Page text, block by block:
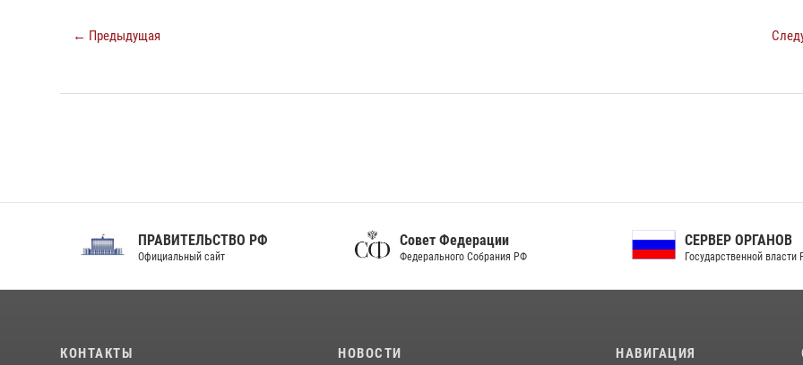
← Предыдущая
ПРАВИТЕЛЬСТВО РФ
Официальный сайт
Совет Федерации
Федерального Собрания РФ
СЕРВЕР ОРГАНОВ
Государственной власти РФ
КОНТАКТЫ НОВОСТИ НАВИГАЦИЯ